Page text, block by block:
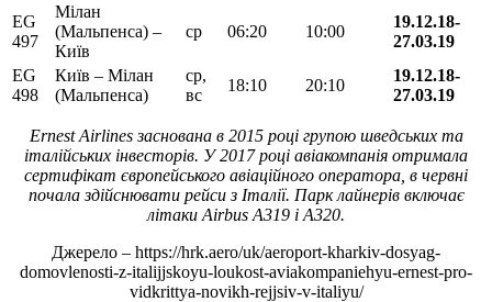
EG
497
Мілан
(Мальпенса) –
Київ
ср 06:20 10:00
19.12.18-
27.03.19
EG
498
Київ – Мілан
(Мальпенса)
ср,
вс
18:10 20:10
19.12.18-
27.03.19
Ernest Airlines заснована в 2015 році групою шведських та
італійських інвесторів. У 2017 році авіакомпанія отримала
сертифікат європейського авіаційного оператора, в червні
почала здійснювати рейси з Італії. Парк лайнерів включає
літаки Airbus A319 і A320.
Джерело – https://hrk.aero/uk/aeroport-kharkiv-dosyag-
domovlenosti-z-italijjskoyu-loukost-aviakompaniehyu-ernest-pro-
vidkrittya-novikh-rejjsiv-v-italiyu/